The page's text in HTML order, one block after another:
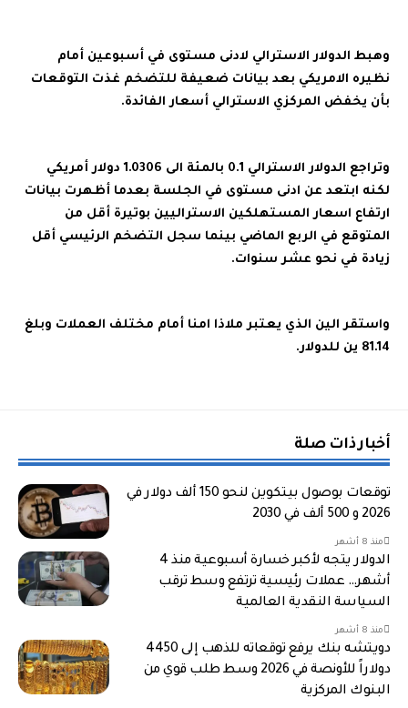
وهبط الدولار الاسترالي لادنى مستوى في أسبوعين أمام
نظيره الامريكي بعد بيانات ضعيفة للتضخم غذت التوقعات
بأن يخفض المركزي الاسترالي أسعار الفائدة.
وتراجع الدولار الاسترالي 0.1 بالمئة الى 1.0306 دولار أمريكي
لكنه ابتعد عن ادنى مستوى في الجلسة بعدما أظهرت بيانات
ارتفاع اسعار المستهلكين الاستراليين بوتيرة أقل من
المتوقع في الربع الماضي بينما سجل التضخم الرئيسي أقل
زيادة في نحو عشر سنوات.
واستقر الين الذي يعتبر ملاذا امنا أمام مختلف العملات وبلغ
81.14 ين للدولار.
أخبار ذات صلة
توقعات بوصول بيتكوين لنحو 150 ألف دولار في
2026 و 500 ألف في 2030
منذ 8 أشهر
الدولار يتجه لأكبر خسارة أسبوعية منذ 4
أشهر… عملات رئيسية ترتفع وسط ترقب
السياسة النقدية العالمية
منذ 8 أشهر
دويتشه بنك يرفع توقعاته للذهب إلى 4450
دولاراً للأونصة في 2026 وسط طلب قوي من
البنوك المركزية